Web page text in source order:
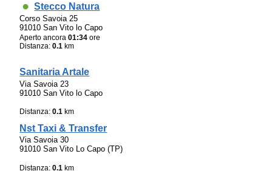
Stecco Natura
Corso Savoia 25
91010 San Vito lo Capo
Aperto ancora01:34 ore
Distanza:0.1 km
Sanitaria Artale
Via Savoia 23
91010 San Vito lo Capo
Distanza:0.1 km
Nst Taxi & Transfer
Via Savoia 30
91010 San Vito Lo Capo (TP)
Distanza:0.1 km